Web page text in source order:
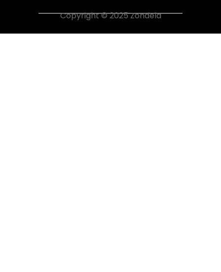
Copyright © 2025 Zondela